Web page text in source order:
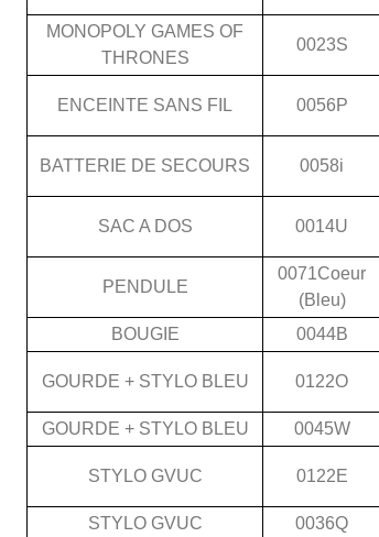
MONOPOLY GAMES OF
THRONES
0023S
ENCEINTE SANS FIL 0056P
BATTERIE DE SECOURS 0058i
SAC A DOS 0014U
PENDULE
0071Coeur
(Bleu)
BOUGIE 0044B
GOURDE + STYLO BLEU 0122O
GOURDE + STYLO BLEU
0045W
STYLO GVUC 0122E
STYLO GVUC
0036Q